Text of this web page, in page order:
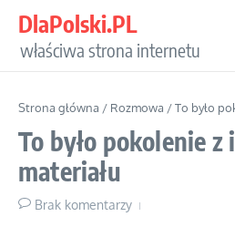
DlaPolski.PL
właściwa strona internetu
Strona główna / Rozmowa /To było
To było pokolenie z
materiału
Brak komentarzy